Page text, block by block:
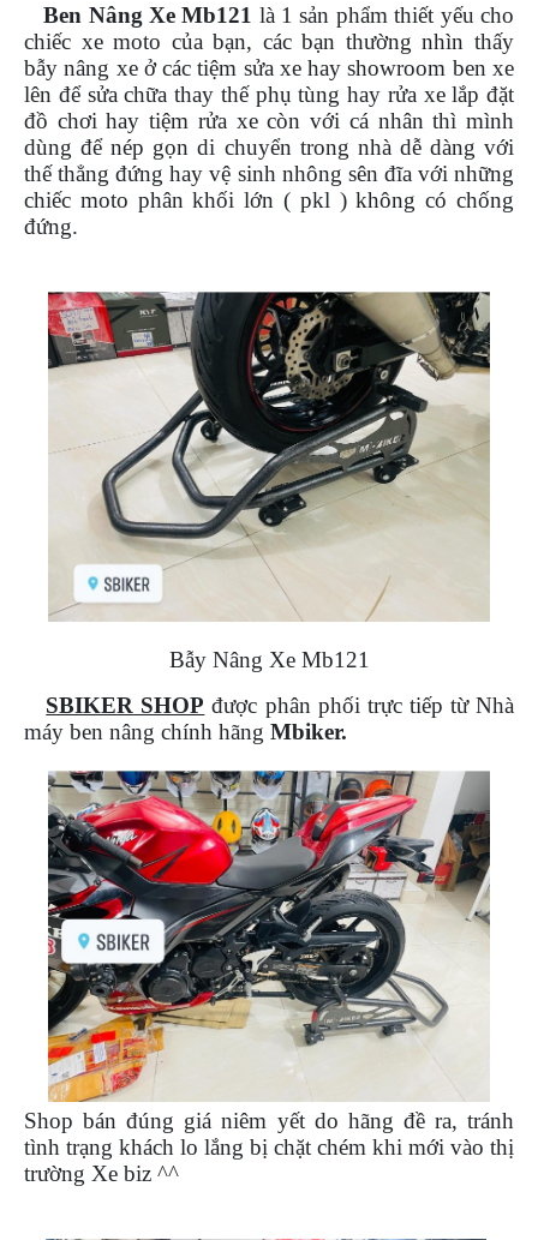
MOTO
ÁO
GIÁP
MOTO
TAI
NGHE
GẮN
MŨ
BỘ
VÁ
XE
MOTOWOLF
ĐIỆN
PHỤ
KIỆN
PHƯỢT
ĐỒ
CHƠI
MOTO
PHỤ
KIỆN
MBIKER
HCM
SẢN
PHẨM
MỚI
BLOG
PHƯỢT
LIÊN
HỆ
HƯỚNG
Ben Nâng Xe Mb121 là 1 sản phẩm thiết yếu cho
chiếc xe moto của bạn, các bạn thường nhìn thấy
bẫy nâng xe ở các tiệm sửa xe hay showroom ben xe
lên để sửa chữa thay thế phụ tùng hay rửa xe lắp đặt
đồ chơi hay tiệm rửa xe còn với cá nhân thì mình
dùng để nép gọn di chuyển trong nhà dễ dàng với
thế thẳng đứng hay vệ sinh nhông sên đĩa với những
chiếc moto phân khối lớn ( pkl ) không có chống
đứng.
Bẫy Nâng Xe Mb121
SBIKER SHOP được phân phối trực tiếp từ Nhà
máy ben nâng chính hãng Mbiker.
Shop bán đúng giá niêm yết do hãng đề ra, tránh
tình trạng khách lo lắng bị chặt chém khi mới vào thị
trường Xe biz ^^